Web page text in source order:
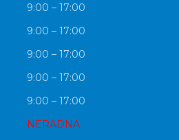
9:00 – 17:00
9:00 – 17:00
9:00 – 17:00
9:00 – 17:00
9:00 – 17:00
NERADNA